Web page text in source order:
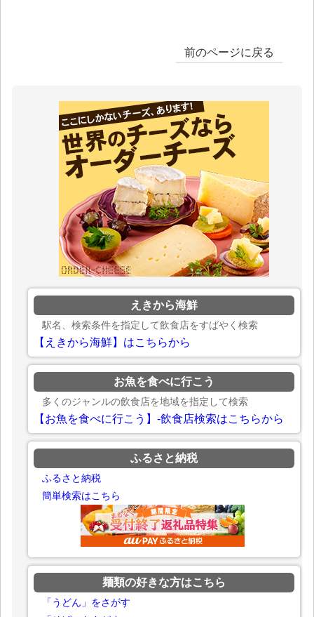
前のページに戻る
えきから海鮮
駅名、検索条件を指定して飲食店をすばやく検索
【えきから海鮮】はこちらから
お魚を食べに行こう
多くのジャンルの飲食店を地域を指定して検索
【お魚を食べに行こう】-飲食店検索はこちらから
ふるさと納税
ふるさと納税
簡単検索はこちら
麺類の好きな方はこちら
「うどん」をさがす